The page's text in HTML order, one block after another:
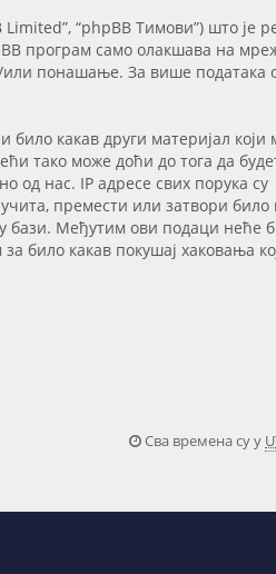
Limited”, “phpBB Тимови”) што је
програм само олакшава на
или понашање. За више података
какав други материјал који
тако може доћи до тога да
од нас. IP адресе свих порука су
премести или затвори било
у бази. Међутим ови подаци неће
било какав покушај хаковања
Сва времена су у